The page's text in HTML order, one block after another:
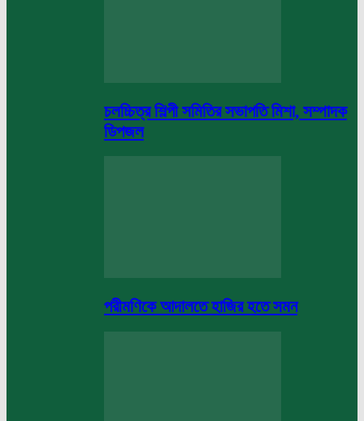
চলচ্চিত্র শিল্পী সমিতির সভাপতি মিশা, সম্পাদক
ডিপজল
পরীমণিকে আদালতে হাজির হতে সমন